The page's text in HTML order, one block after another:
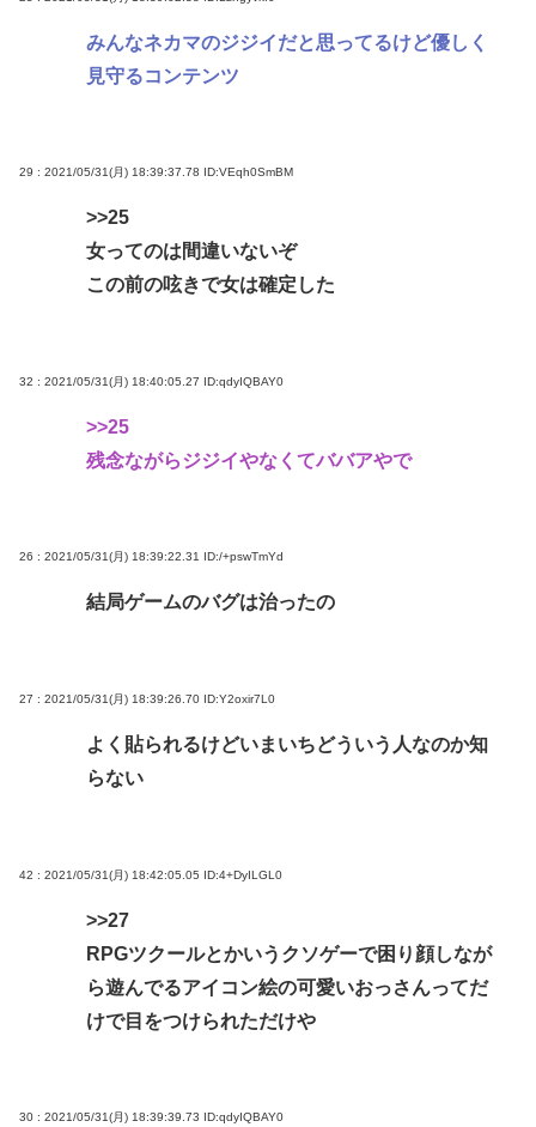
みんなネカマのジジイだと思ってるけど優しく
見守るコンテンツ
29 : 2021/05/31(月) 18:39:37.78 ID:VEqh0SmBM
>>25
女ってのは間違いないぞ
この前の呟きで女は確定した
32 : 2021/05/31(月) 18:40:05.27 ID:qdyIQBAY0
>>25
残念ながらジジイやなくてババアやで
26 : 2021/05/31(月) 18:39:22.31 ID:/+pswTmYd
結局ゲームのバグは治ったの
27 : 2021/05/31(月) 18:39:26.70 ID:Y2oxir7L0
よく貼られるけどいまいちどういう人なのか知
らない
42 : 2021/05/31(月) 18:42:05.05 ID:4+DyILGL0
>>27
RPGツクールとかいうクソゲーで困り顔しなが
ら遊んでるアイコン絵の可愛いおっさんってだ
けで目をつけられただけや
30 : 2021/05/31(月) 18:39:39.73 ID:qdyIQBAY0